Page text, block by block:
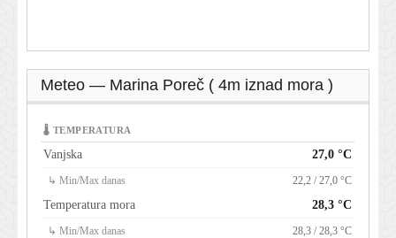
Meteo — Marina Poreč ( 4m iznad mora )
🌡 TEMPERATURA
Vanjska 27,0 °C
↳ Min/Max danas 22,2 / 27,0 °C
Temperatura mora 28,3 °C
↳ Min/Max danas 28,3 / 28,3 °C